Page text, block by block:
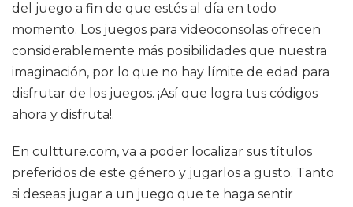
del juego a fin de que estés al día en todo
momento. Los juegos para videoconsolas ofrecen
considerablemente más posibilidades que nuestra
imaginación, por lo que no hay límite de edad para
disfrutar de los juegos. ¡Así que logra tus códigos
ahora y disfruta!.
En cultture.com, va a poder localizar sus títulos
preferidos de este género y jugarlos a gusto. Tanto
si deseas jugar a un juego que te haga sentir